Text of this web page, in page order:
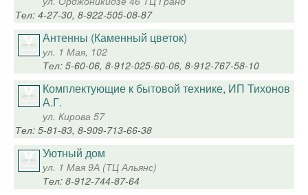
Тел: 4-27-30, 8-922-505-08-87
Антенны (Каменный цветок)
ул. 1 Мая, 102
Тел: 5-60-06, 8-912-025-60-06, 8-912-767-58-10
Комплектующие к бытовой технике, ИП Тихонов
А.Г.
ул. Кирова 57
Тел: 5-81-83, 8-909-713-66-38
Уютный дом
ул. 1 Мая 9А (ТЦ Альянс)
Тел: 8-912-744-87-64